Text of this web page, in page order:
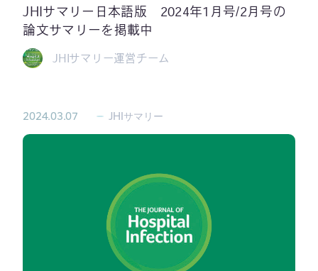
JHIサマリー日本語版 2024年1月号/2月号の
論文サマリーを掲載中
JHIサマリー運営チーム
2024.03.07 JHIサマリー